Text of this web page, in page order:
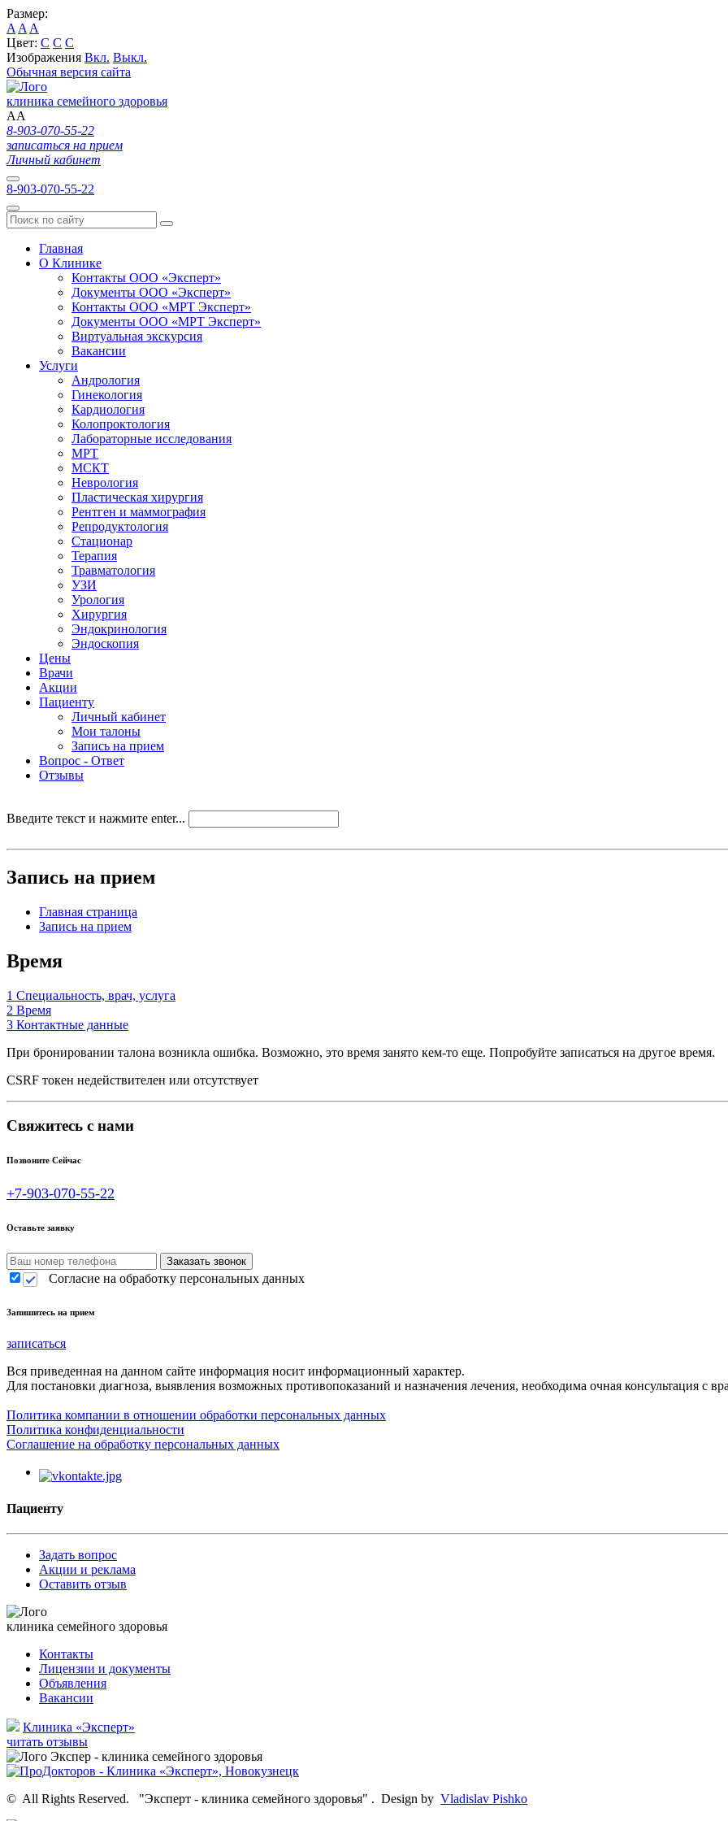
Размер:
A A A
Цвет: C C C
Изображения Вкл. Выкл.
Обычная версия сайта
клиника семейного здоровья
AA
8-903-070-55-22
записаться на прием
Личный кабинет
8-903-070-55-22
Главная
О Клинике
Контакты ООО «Эксперт»
Документы ООО «Эксперт»
Контакты ООО «МРТ Эксперт»
Документы ООО «МРТ Эксперт»
Виртуальная экскурсия
Вакансии
Услуги
Андрология
Гинекология
Кардиология
Колопроктология
Лабораторные исследования
МРТ
МСКТ
Неврология
Пластическая хирургия
Рентген и маммография
Репродуктология
Стационар
Терапия
Травматология
УЗИ
Урология
Хирургия
Эндокринология
Эндоскопия
Цены
Врачи
Акции
Пациенту
Личный кабинет
Мои талоны
Запись на прием
Вопрос - Ответ
Отзывы
Введите текст и нажмите enter...
Запись на прием
Главная страница
Запись на прием
Время
1 Специальность, врач, услуга
2 Время
3 Контактные данные
При бронировании талона возникла ошибка. Возможно, это время занято кем-то еще. Попробуйте записаться на другое время.
CSRF токен недействителен или отсутствует
Свяжитесь с нами
Позвоните Сейчас
+7-903-070-55-22
Оставьте заявку
Согласие на обработку персональных данных
Запишитесь на прием
записаться
Вся приведенная на данном сайте информация носит информационный характер.
Для постановки диагноза, выявления возможных противопоказаний и назначения лечения, необходима очная консультация с
Политика компании в отношении обработки персональных данных
Политика конфиденциальности
Соглашение на обработку персональных данных
Пациенту
Задать вопрос
Акции и реклама
Оставить отзыв
клиника семейного здоровья
Контакты
Лицензии и документы
Объявления
Вакансии
Клиника «Эксперт»
читать отзывы
© All Rights Reserved. "Эксперт - клиника семейного здоровья" . Design by Vladislav Pishko